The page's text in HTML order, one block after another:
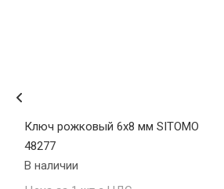
Ключ рожковый 6х8 мм SITOMO
48277
В наличии